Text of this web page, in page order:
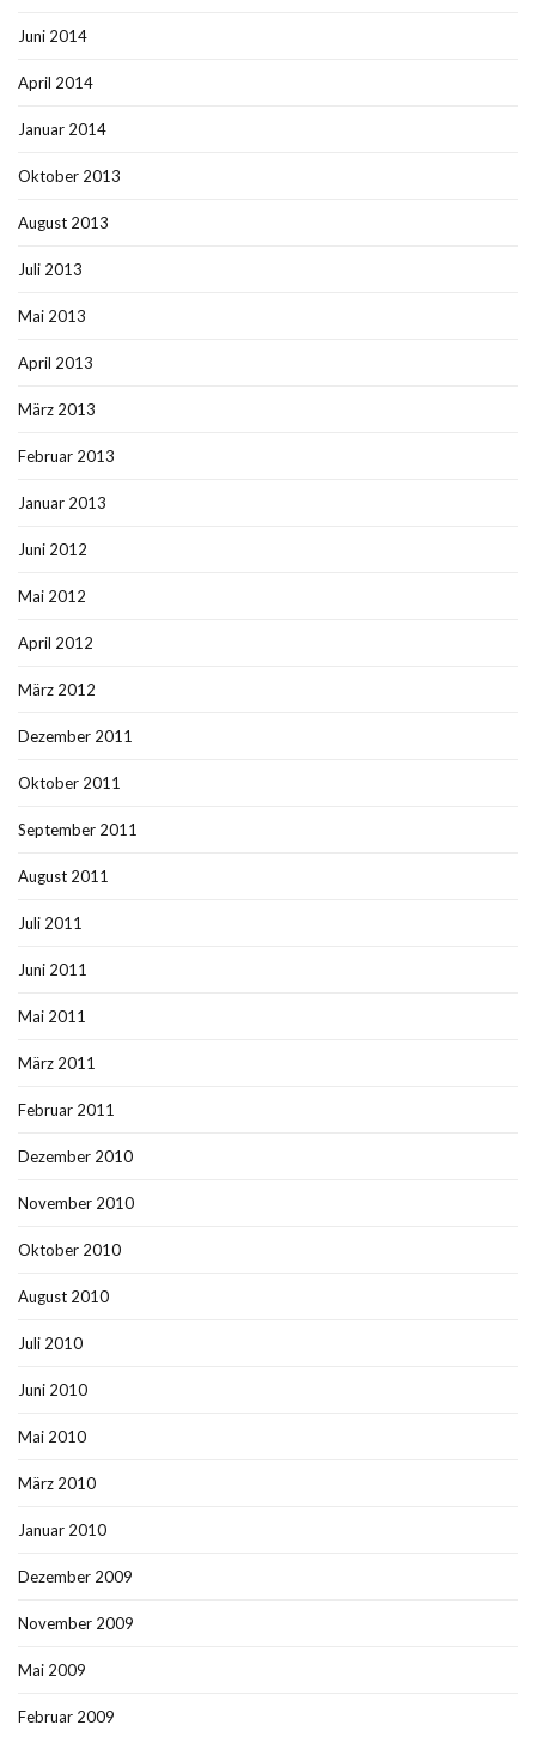
Juni 2014
April 2014
Januar 2014
Oktober 2013
August 2013
Juli 2013
Mai 2013
April 2013
März 2013
Februar 2013
Januar 2013
Juni 2012
Mai 2012
April 2012
März 2012
Dezember 2011
Oktober 2011
September 2011
August 2011
Juli 2011
Juni 2011
Mai 2011
März 2011
Februar 2011
Dezember 2010
November 2010
Oktober 2010
August 2010
Juli 2010
Juni 2010
Mai 2010
März 2010
Januar 2010
Dezember 2009
November 2009
Mai 2009
Februar 2009